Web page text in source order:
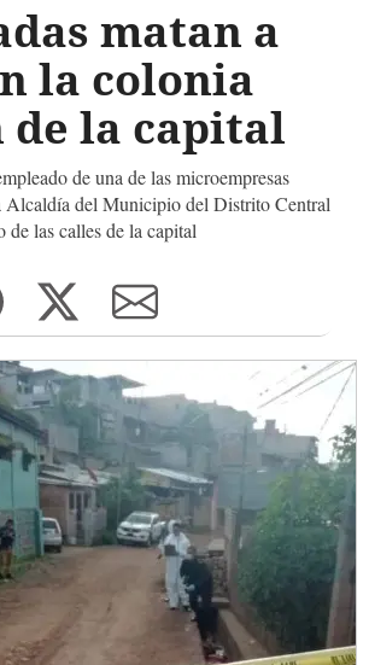
matan a
la colonia
la capital
de una de las microempresas
Alcaldía del Municipio del Distrito Central
las calles de la capital